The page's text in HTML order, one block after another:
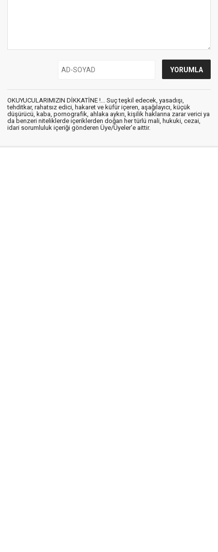
OKUYUCULARIMIZIN DİKKATİNE !... Suç teşkil edecek, yasadışı,
tehditkar, rahatsız edici, hakaret ve küfür içeren, aşağılayıcı, küçük
düşürücü, kaba, pornografik, ahlaka aykırı, kişilik haklarına zarar verici ya
da benzeri niteliklerde içeriklerden doğan her türlü mali, hukuki, cezai,
idari sorumluluk içeriği gönderen Üye/Üyeler’e aittir.